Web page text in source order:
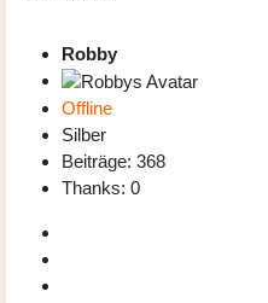
Robby
Offline
Silber
Beiträge: 368
Thanks: 0